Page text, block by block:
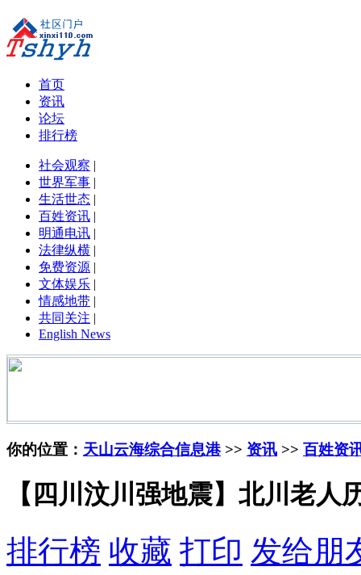
首页
资讯
论坛
排行榜
社会观察 |
世界军事 |
生活世态 |
百姓资讯 |
明通电讯 |
法律纵横 |
免费资源 |
文体娱乐 |
情感地带 |
共同关注 |
English News
你的位置： 天山云海综合信息港>> 资讯 >> 百姓资
【四川汶川强地震】北川老
排行榜 收藏 打印 发给朋